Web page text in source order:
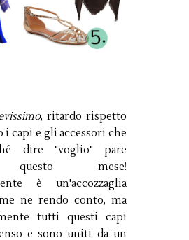
, ritardo rispetto
i capi e gli accessori che
dire "voglio" pare
mese!
è un'accozzaglia
ne rendo conto, ma
tutti questi capi
e sono uniti da un